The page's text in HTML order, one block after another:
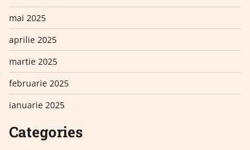
mai 2025
aprilie 2025
martie 2025
februarie 2025
ianuarie 2025
Categories